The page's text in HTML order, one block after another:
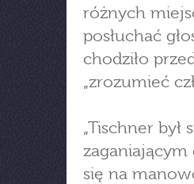
różnych
posłuchać
chodziło
„zrozumieć
„Tischner był
zaganiającym
się na